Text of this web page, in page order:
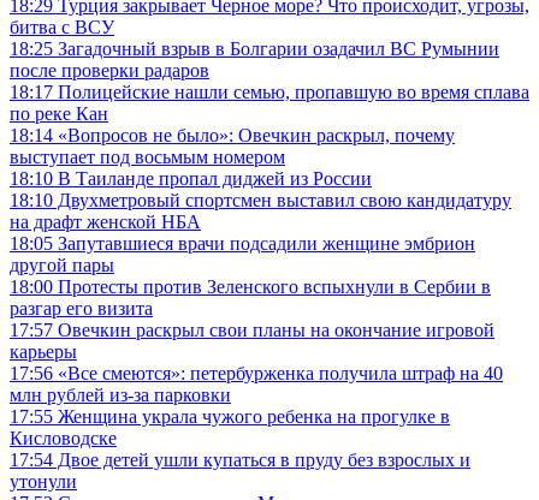
18:29 Турция закрывает Черное море? Что происходит, угрозы,
битва с ВСУ
18:25 Загадочный взрыв в Болгарии озадачил ВС Румынии
после проверки радаров
18:17 Полицейские нашли семью, пропавшую во время сплава
по реке Кан
18:14 «Вопросов не было»: Овечкин раскрыл, почему
выступает под восьмым номером
18:10 В Таиланде пропал диджей из России
18:10 Двухметровый спортсмен выставил свою кандидатуру
на драфт женской НБА
18:05 Запутавшиеся врачи подсадили женщине эмбрион
другой пары
18:00 Протесты против Зеленского вспыхнули в Сербии в
разгар его визита
17:57 Овечкин раскрыл свои планы на окончание игровой
карьеры
17:56 «Все смеются»: петербурженка получила штраф на 40
млн рублей из-за парковки
17:55 Женщина украла чужого ребенка на прогулке в
Кисловодске
17:54 Двое детей ушли купаться в пруду без взрослых и
утонули